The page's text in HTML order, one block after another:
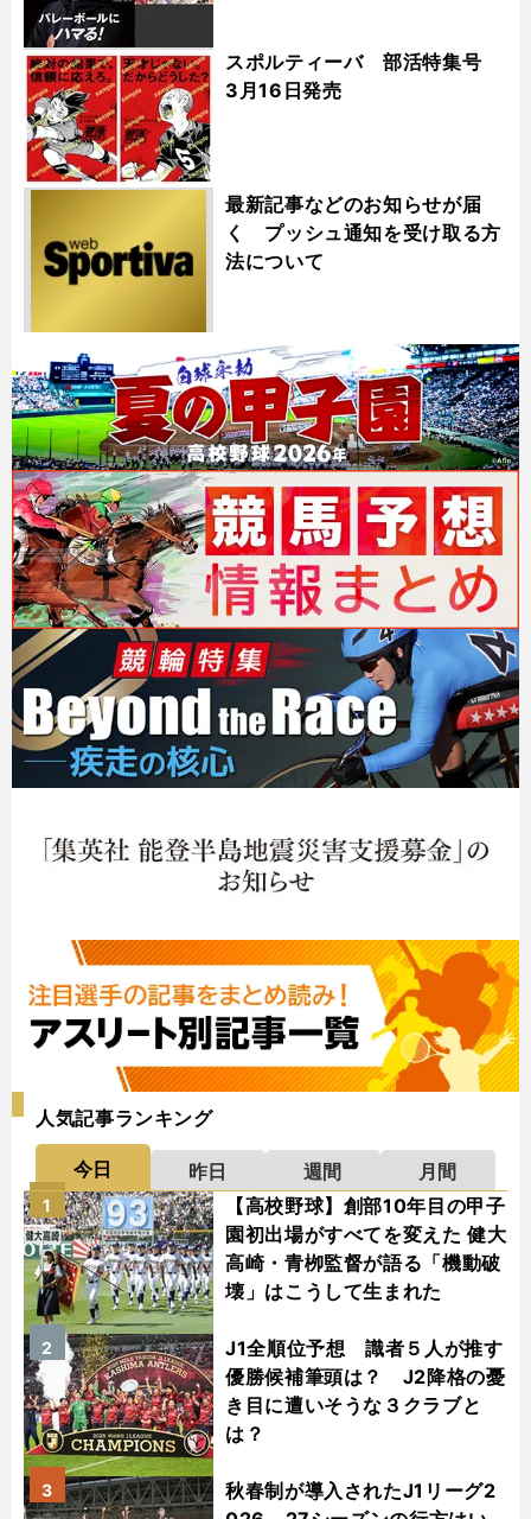
スポルティーバ 部活特集号
3月16日発売
最新記事などのお知らせが届
く プッシュ通知を受け取る方
法について
人気記事ランキング
今日 昨日 週間
月間
【高校野球】創部10年目の甲子
園初出場がすべてを変えた 健大
高崎・青栁監督が語る「機動破
壊」はこうして生まれた
1
J1全順位予想 識者５人が推す
優勝候補筆頭は？ J2降格の憂
き目に遭いそうな３クラブと
は？
2
秋春制が導入されたJ1リーグ2
3